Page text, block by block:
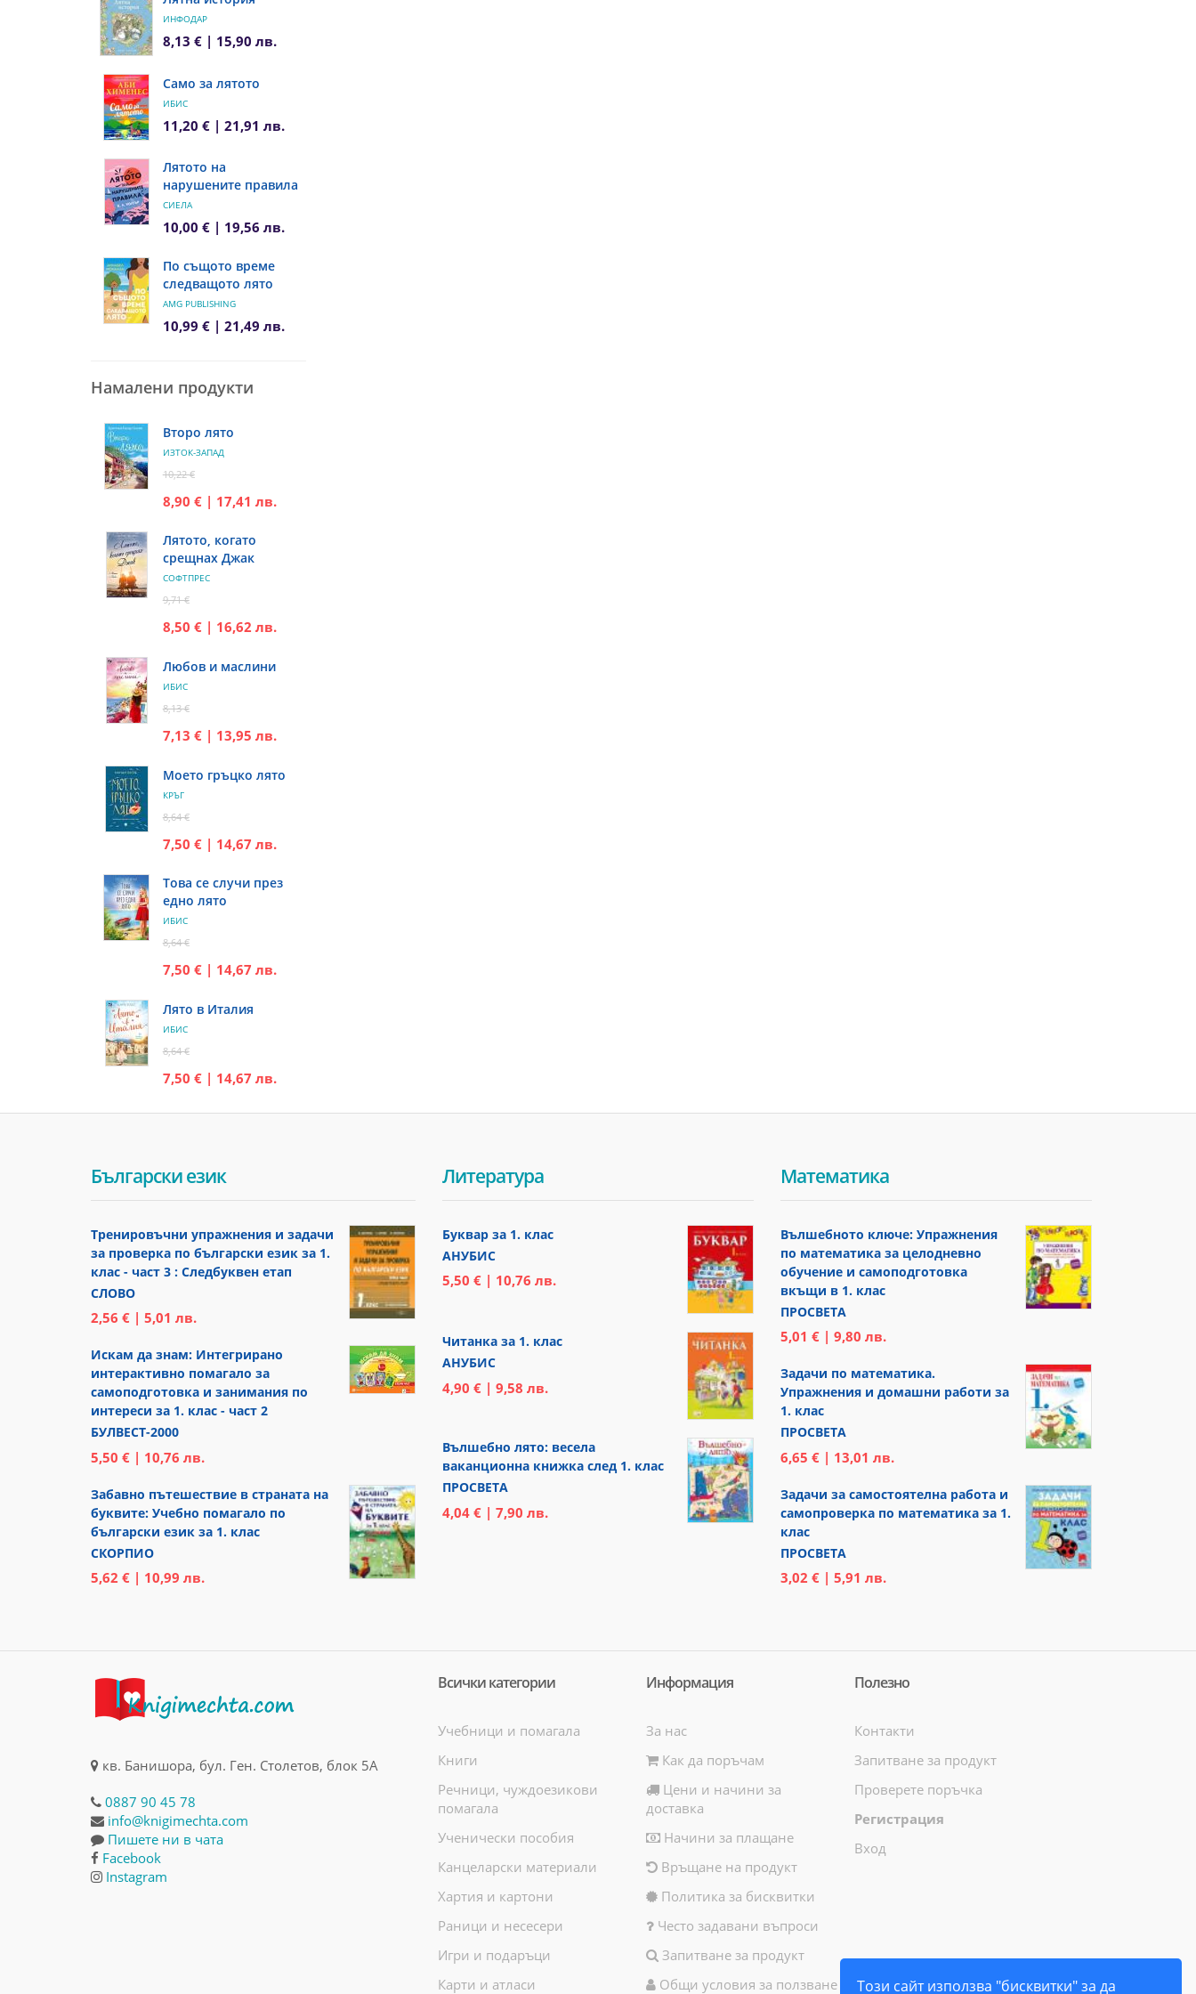
Този сайт използва "бисквитки" за да
ИНФОДАР
8,13 € | 15,90 лв.
Само за лятото
ИБИС
11,20 € | 21,91 лв.
Лятото на
нарушените правила
СИЕЛА
10,00 € | 19,56 лв.
По същото време
следващото лято
AMG PUBLISHING
10,99 € | 21,49 лв.
Намалени продукти
Второ лято
ИЗТОК-ЗАПАД
10,22 €
8,90 € | 17,41 лв.
Лятото, когато
срещнах Джак
СОФТПРЕС
9,71 €
8,50 € | 16,62 лв.
Любов и маслини
ИБИС
8,13 €
7,13 € | 13,95 лв.
Моето гръцко лято
КРЪГ
8,64 €
7,50 € | 14,67 лв.
Това се случи през
едно лято
ИБИС
8,64 €
7,50 € | 14,67 лв.
Лято в Италия
ИБИС
8,64 €
7,50 € | 14,67 лв.
Български език
Тренировъчни упражнения и задачи
за проверка по български език за 1.
клас - част 3 : Следбуквен етап
СЛОВО
2,56 € | 5,01 лв.
Искам да знам: Интегрирано
интерактивно помагало за
самоподготовка и занимания по
интереси за 1. клас - част 2
БУЛВЕСТ-2000
5,50 € | 10,76 лв.
Забавно пътешествие в страната на
буквите: Учебно помагало по
български език за 1. клас
СКОРПИО
5,62 € | 10,99 лв.
Литература
Буквар за 1. клас
АНУБИС
5,50 € | 10,76 лв.
Читанка за 1. клас
АНУБИС
4,90 € | 9,58 лв.
Вълшебно лято: весела
ваканционна книжка след 1. клас
ПРОСВЕТА
4,04 € | 7,90 лв.
Математика
Вълшебното ключе: Упражнения
по математика за целодневно
обучение и самоподготовка
вкъщи в 1. клас
ПРОСВЕТА
5,01 € | 9,80 лв.
Задачи по математика.
Упражнения и домашни работи за
1. клас
ПРОСВЕТА
6,65 € | 13,01 лв.
Задачи за самостоятелна работа и
самопроверка по математика за 1.
клас
ПРОСВЕТА
3,02 € | 5,91 лв.
кв. Банишора, бул. Ген. Столетов, блок 5А
0887 90 45 78
info@knigimechta.com
Пишете ни в чата
Facebook
Instagram
Всички категории
Учебници и помагала
Книги
Речници, чуждоезикови
помагала
Ученически пособия
Канцеларски материали
Хартия и картони
Раници и несесери
Игри и подаръци
Карти и атласи
Информация
За нас
Как да поръчам
Цени и начини за
доставка
Начини за плащане
Връщане на продукт
Политика за бисквитки
Често задавани въпроси
Запитване за продукт
Общи условия за ползване
Полезно
Контакти
Запитване за продукт
Проверете поръчка
Регистрация
Вход